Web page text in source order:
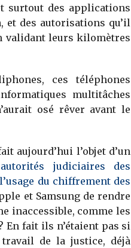
surtout des applications
et des autorisations qu’il
validant leurs kilomètres
ces téléphones
multitâches
osé rêver avant le
aujourd’hui l’objet d’un
judiciaires des
du chiffrement des
et Samsung de rendre
inaccessible, comme les
En fait ils n’étaient pas si
de la justice, déjà